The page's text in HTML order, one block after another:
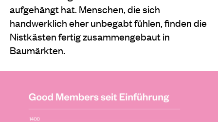
aufgehängt hat. Menschen, die sich
handwerklich eher unbegabt fühlen, finden die
Nistkästen fertig zusammengebaut in
Baumärkten.